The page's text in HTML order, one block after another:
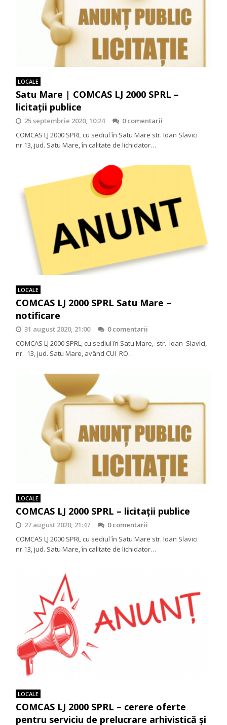
LOCALE
Satu Mare | COMCAS LJ 2000 SPRL –
licitații publice
25 septembrie 2020, 10:24
0 comentarii
COMCAS LJ 2000 SPRL cu sediul în Satu Mare str. Ioan Slavici
nr.13, jud. Satu Mare, în calitate de lichidator…
LOCALE
COMCAS LJ 2000 SPRL Satu Mare –
notificare
31 august 2020, 21:00
0 comentarii
COMCAS LJ 2000 SPRL, cu sediul în Satu Mare, str. Ioan Slavici,
nr. 13, jud. Satu Mare, având CUI RO…
LOCALE
COMCAS LJ 2000 SPRL – licitații publice
27 august 2020, 21:47
0 comentarii
COMCAS LJ 2000 SPRL cu sediul în Satu Mare str. Ioan Slavici
nr.13, jud. Satu Mare, în calitate de lichidator…
LOCALE
COMCAS LJ 2000 SPRL – cerere oferte
pentru serviciu de prelucrare arhivistică și